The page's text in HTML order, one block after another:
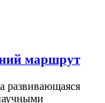
маршрут
развивающаяся